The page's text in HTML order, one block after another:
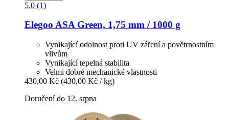
5.0 (1)
Elegoo ASA Green, 1,75 mm / 1000 g
Vynikající odolnost proti UV záření a povětrnostním
vlivům
Vynikající tepelná stabilita
Velmi dobré mechanické vlastnosti
430,00 Kč (430,00 Kč / kg)
Doručení do 12. srpna